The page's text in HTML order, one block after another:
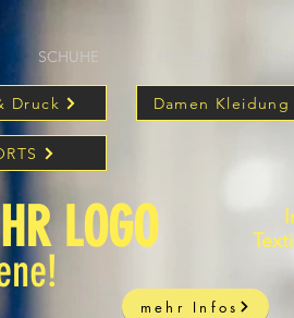
SCHUHE
Damen Kleidung
Druck
LOGO
mehr Infos